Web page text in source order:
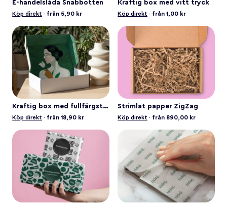
E-handelslåda Snabbotten
Köp direkt · från 5,90 kr
Kraftig box med vitt tryck
Köp direkt · från 1,00 kr
Kraftig box med fullfärgstryck
Köp direkt · från 18,90 kr
Strimlat papper ZigZag
Köp direkt · från 890,00 kr